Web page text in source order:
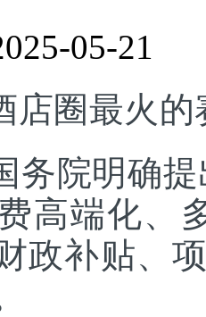
05-21
店圈最火
务院明确
高端化、
政补贴、